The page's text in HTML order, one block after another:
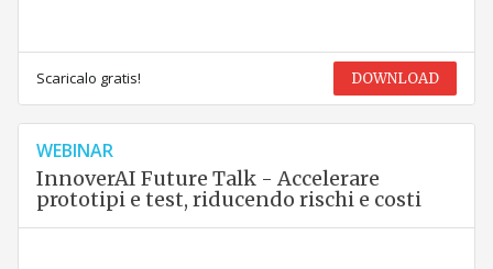
Scaricalo gratis! DOWNLOAD
WEBINAR
InnoverAI Future Talk - Accelerare
prototipi e test, riducendo rischi e costi